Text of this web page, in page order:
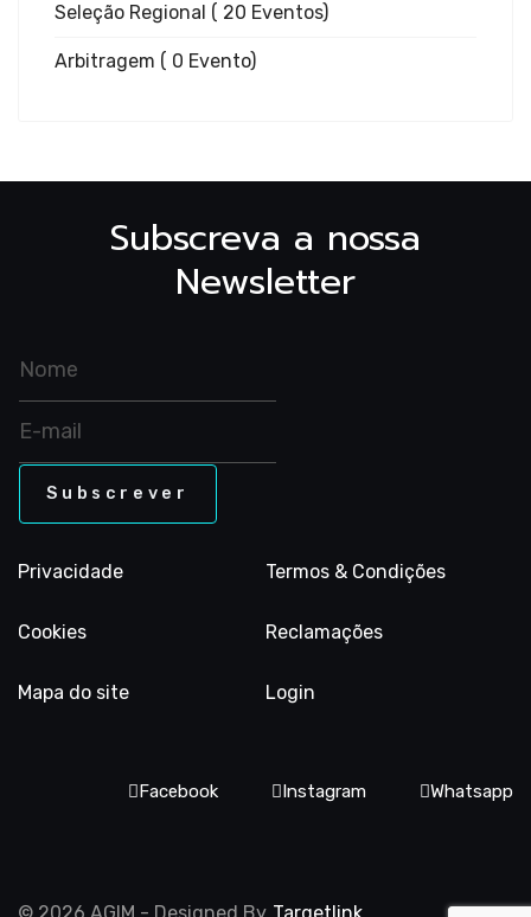
para
Seleção Regional ( 20 Eventos)
Arbitragem ( 0 Evento)
Subscreva a nossa
Newsletter
Privacidade Termos & Condições
Cookies Reclamações
Mapa do site Login
Facebook Instagram Whatsapp